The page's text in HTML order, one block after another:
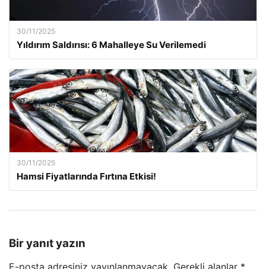
30/11/2025
Yıldırım Saldırısı: 6 Mahalleye Su Verilemedi
30/11/2025
Hamsi Fiyatlarında Fırtına Etkisi!
Bir yanıt yazın